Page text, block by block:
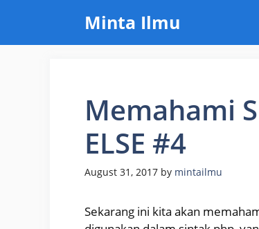
content
Minta Ilmu
Memahami
ELSE #4
August 31, 2017 by mintailmu
Sekarang ini kita akan